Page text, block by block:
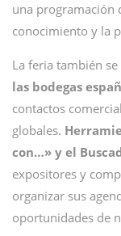
una programación
conocimiento y la
La feria también
las bodegas
contactos
globales.
con…» y el
expositores y
organizar sus
oportunidades de